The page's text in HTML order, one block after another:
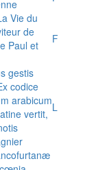
Vie du
de
Paul et
F
gestis
codice
arabicum
vertit, L